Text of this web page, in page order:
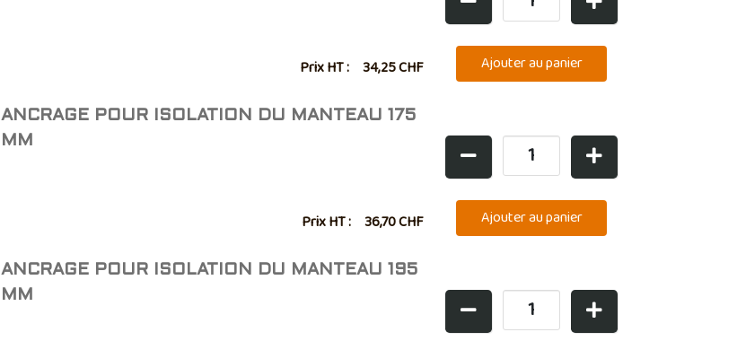
Prix HT : 34,25 CHF
ANCRAGE POUR ISOLATION DU MANTEAU 175
MM
Prix HT : 36,70 CHF
ANCRAGE POUR ISOLATION DU MANTEAU 195
MM